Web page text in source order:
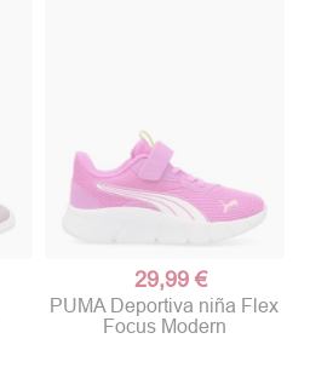
29,99 €
PUMA Deportiva niña Flex
Focus Modern